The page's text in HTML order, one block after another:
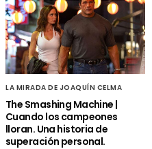
LA MIRADA DE JOAQUÍN CELMA
The Smashing Machine |
Cuando los campeones
lloran. Una historia de
superación personal.